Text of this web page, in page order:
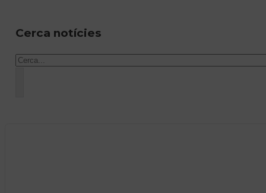
Cerca notícies
Cercar